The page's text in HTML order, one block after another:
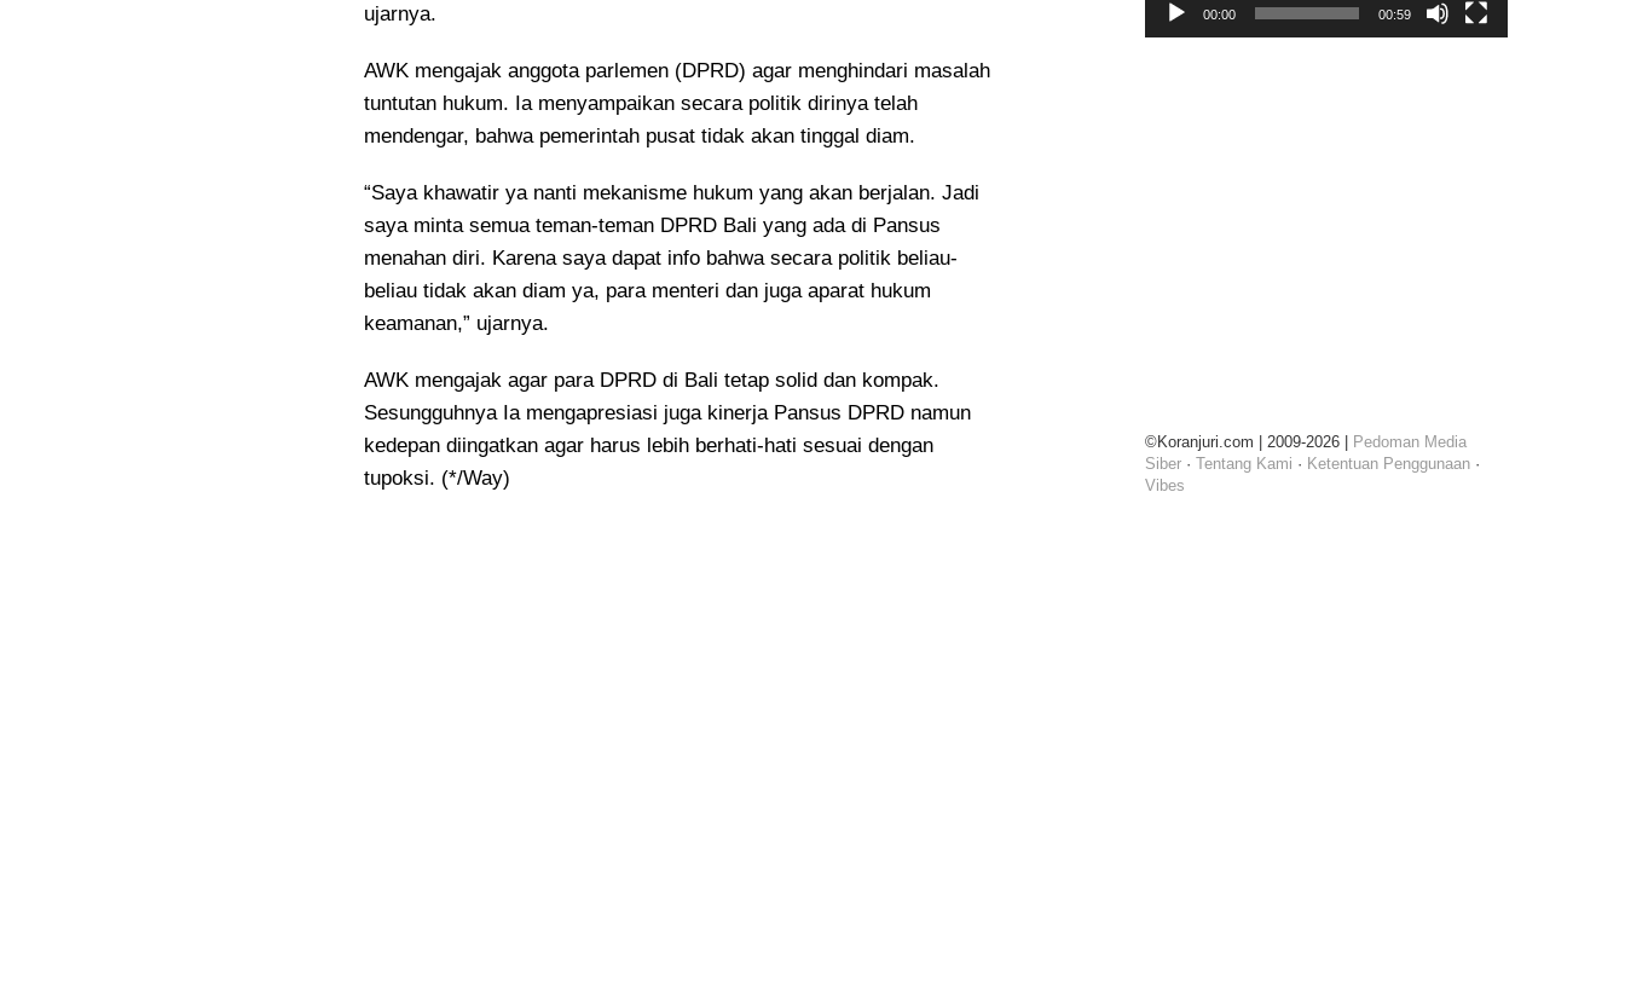
ujarnya.
AWK mengajak anggota parlemen (DPRD) agar menghindari masalah
tuntutan hukum. Ia menyampaikan secara politik dirinya telah
mendengar, bahwa pemerintah pusat tidak akan tinggal diam.
“Saya khawatir ya nanti mekanisme hukum yang akan berjalan. Jadi
saya minta semua teman-teman DPRD Bali yang ada di Pansus
menahan diri. Karena saya dapat info bahwa secara politik beliau-
beliau tidak akan diam ya, para menteri dan juga aparat hukum
keamanan,” ujarnya.
AWK mengajak agar para DPRD di Bali tetap solid dan kompak.
Sesungguhnya Ia mengapresiasi juga kinerja Pansus DPRD namun
kedepan diingatkan agar harus lebih berhati-hati sesuai dengan
tupoksi. (*/Way)
00:00 00:59
©Koranjuri.com | 2009-2026 | Pedoman Media
Siber ·Tentang Kami · Ketentuan Penggunaan ·
Vibes